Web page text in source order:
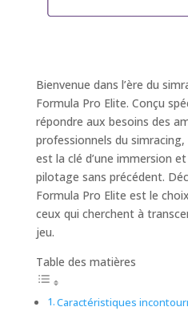
Bienvenue dans l’ère du
Formula Pro Elite. Conçu
répondre aux besoins des
professionnels du
est la clé d’une immersion
pilotage sans précédent.
Formula Pro Elite est le
ceux qui cherchent à
jeu.
Table des matières
Caractéristiques